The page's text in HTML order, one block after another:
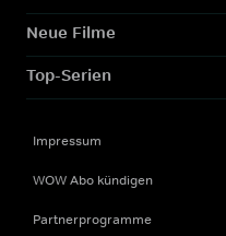
Neue Filme
Top-Serien
Impressum
WOW Abo kündigen
Partnerprogramme